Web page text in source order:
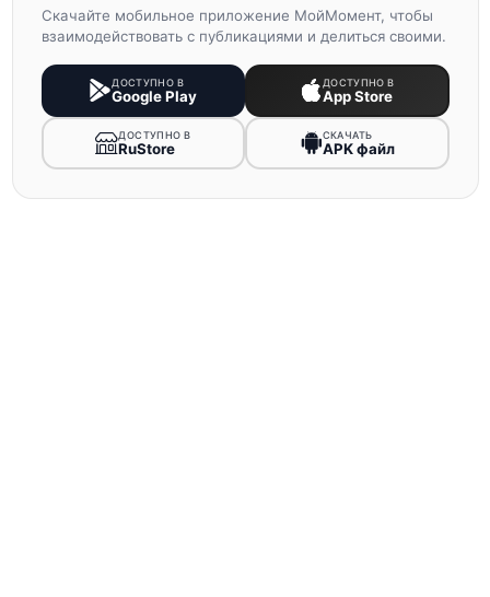
Скачайте мобильное приложение МойМомент, чтобы
взаимодействовать с публикациями и делиться своими.
ДОСТУПНО В
Google Play
ДОСТУПНО В
App Store
ДОСТУПНО В
RuStore
СКАЧАТЬ
APK файл